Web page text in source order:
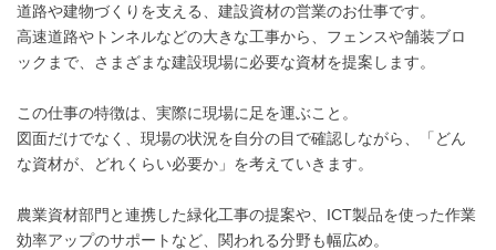
道路や建物づくりを支える、建設資材の営業のお仕事です。
高速道路やトンネルなどの大きな工事から、フェンスや舗装ブロ
ックまで、さまざまな建設現場に必要な資材を提案します。
この仕事の特徴は、実際に現場に足を運ぶこと。
図面だけでなく、現場の状況を自分の目で確認しながら、「どん
な資材が、どれくらい必要か」を考えていきます。
農業資材部門と連携した緑化工事の提案や、ICT製品を使った作業
効率アップのサポートなど、関われる分野も幅広め。